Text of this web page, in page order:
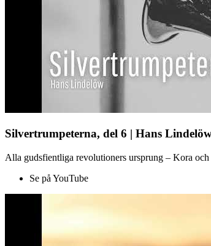
Silvertrumpeterna, del 6 | Hans
Alla gudsfientliga revolutioners ursprung – Kora
Se på YouTube